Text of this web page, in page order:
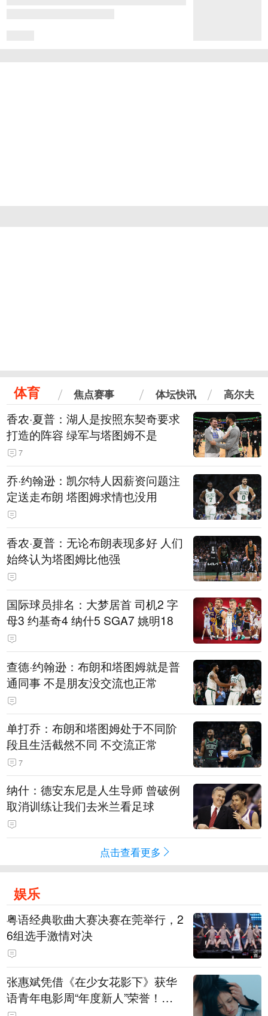
体育 焦点赛事 体坛快讯 高尔夫
香农·夏普：湖人是按照东契奇要求
打造的阵容 绿军与塔图姆不是
7
乔·约翰逊：凯尔特人因薪资问题注
定送走布朗 塔图姆求情也没用
香农·夏普：无论布朗表现多好 人们
始终认为塔图姆比他强
国际球员排名：大梦居首 司机2 字
母3 约基奇4 纳什5 SGA7 姚明18
查德·约翰逊：布朗和塔图姆就是普
通同事 不是朋友没交流也正常
单打乔：布朗和塔图姆处于不同阶
段且生活截然不同 不交流正常
7
纳什：德安东尼是人生导师 曾破例
取消训练让我们去米兰看足球
点击查看更多
娱乐
粤语经典歌曲大赛决赛在莞举行，2
6组选手激情对决
张惠斌凭借《在少女花影下》获华
语青年电影周“年度新人”荣誉！该